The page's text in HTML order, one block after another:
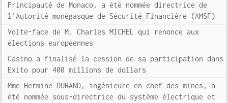
Principauté de Monaco, a été nommée directrice de
l'Autorité monégasque de Sécurité Financière (AMSF)
Volte-face de M. Charles MICHEL qui renonce aux
élections européennes
Casino a finalisé la cession de sa participation dans
Exito pour 400 millions de dollars
Mme Hermine DURAND, ingénieure en chef des mines, a
été nommée sous-directrice du système électrique et